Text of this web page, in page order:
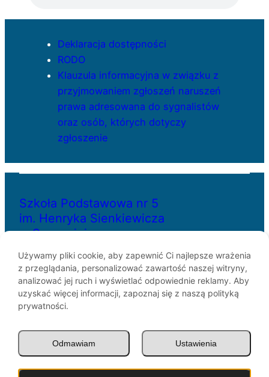
Deklaracja dostępności
RODO
Klauzula informacyjna w związku z
przyjmowaniem zgłoszeń naruszeń
prawa adresowana do sygnalistów
oraz osób, których dotyczy
zgłoszenie
Szkoła Podstawowa nr 5
im. Henryka Sienkiewicza
w Szczecinie
ul. Bł. Królowej Jadwigi 29
70-262 Szczecin
telefon: 91-433-30-07
e-mail: sp5@miasto.szczecin.pl
Używamy pliki cookie, aby zapewnić Ci najlepsze wrażenia
z przeglądania, personalizować zawartość naszej witryny,
analizować jej ruch i wyświetlać odpowiednie reklamy. Aby
uzyskać więcej informacji, zapoznaj się z naszą polityką
prywatności.
Ustawienia
Odmawiam